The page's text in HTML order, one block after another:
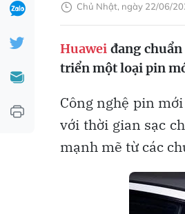
Chủ Nhật, ngày 22/06/
Huawei đang
triển một loại pin
Công nghệ pin
với thời gian sạc
mạnh mẽ từ các